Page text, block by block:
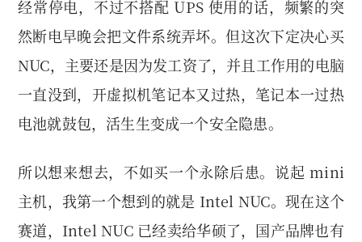
经常停电，不过不搭配 UPS 使用的话，频繁的突
然断电早晚会把文件系统弄坏。但这次下定决心买
NUC，主要还是因为发工资了，并且工作用的电脑
一直没到，开虚拟机笔记本又过热，笔记本一过热
电池就鼓包，活生生变成一个安全隐患。
所以想来想去，不如买一个永除后患。说起 mini
主机，我第一个想到的就是 Intel NUC。现在这个
赛道，Intel NUC 已经卖给华硕了，国产品牌也有